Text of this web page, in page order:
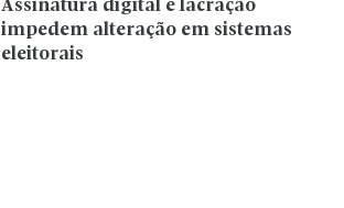
Assinatura digital e lacração
impedem alteração em sistemas
eleitorais